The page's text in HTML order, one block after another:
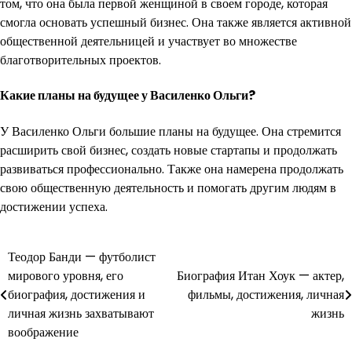
том, что она была первой женщиной в своем городе, которая
смогла основать успешный бизнес. Она также является активной
общественной деятельницей и участвует во множестве
благотворительных проектов.
Какие планы на будущее у Василенко Ольги?
У Василенко Ольги большие планы на будущее. Она стремится
расширить свой бизнес, создать новые стартапы и продолжать
развиваться профессионально. Также она намерена продолжать
свою общественную деятельность и помогать другим людям в
достижении успеха.
Навигация
по
записям
Теодор Банди — футболист
мирового уровня, его
биография, достижения и
личная жизнь захватывают
воображение
Биография Итан Хоук — актер,
фильмы, достижения, личная
жизнь